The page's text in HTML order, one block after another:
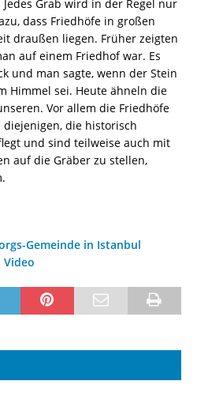
Grab wird in der Regel nur
dass Friedhöfe in großen
draußen liegen. Früher zeigten
auf einem Friedhof war. Es
und man sagte, wenn der Stein
Himmel sei. Heute ähneln die
Vor allem die Friedhöfe
die historisch
und sind teilweise auch mit
auf die Gräber zu stellen,
Gemeinde in Istanbul
Video